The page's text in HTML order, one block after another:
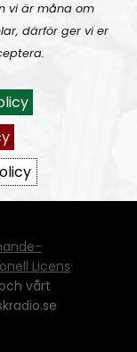
källa.
skapat
görs med
ni
Licens
vårt
vi är måna om
därför ger vi er